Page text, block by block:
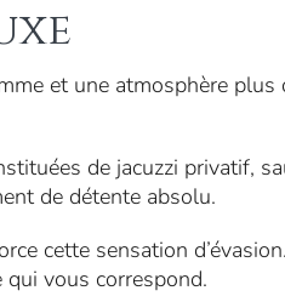
et une atmosphère plus
de jacuzzi privatif,
de détente absolu.
cette sensation
vous correspond.